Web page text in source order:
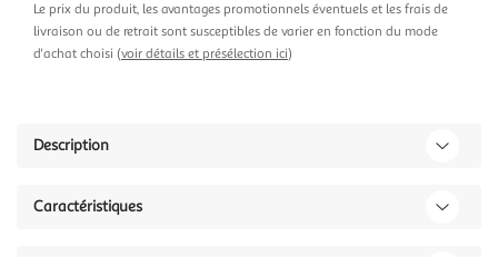
Le prix du produit, les avantages promotionnels éventuels et les frais de
livraison ou de retrait sont susceptibles de varier en fonction du mode
d'achat choisi (voir détails et présélection ici)
Description
Caractéristiques